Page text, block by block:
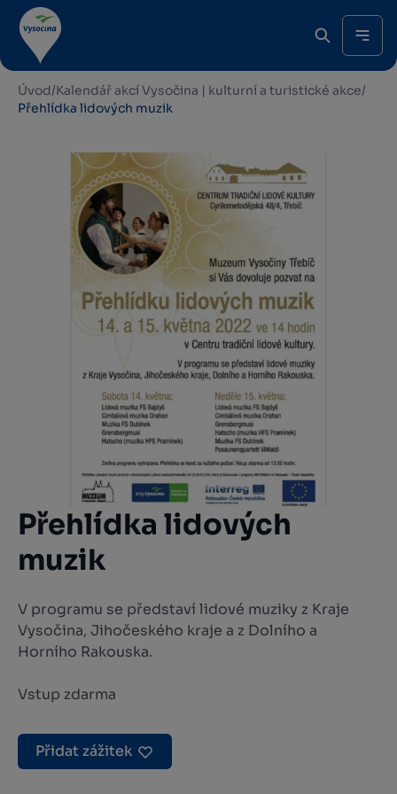
Úvod/Kalendář akcí Vysočina | kulturní a turistické akce/
Přehlídka lidových muzik
Přehlídka lidových
muzik
V programu se představí lidové muziky z Kraje
Vysočina, Jihočeského kraje a z Dolního a
Horního Rakouska.
Vstup zdarma
Přidat zážitek